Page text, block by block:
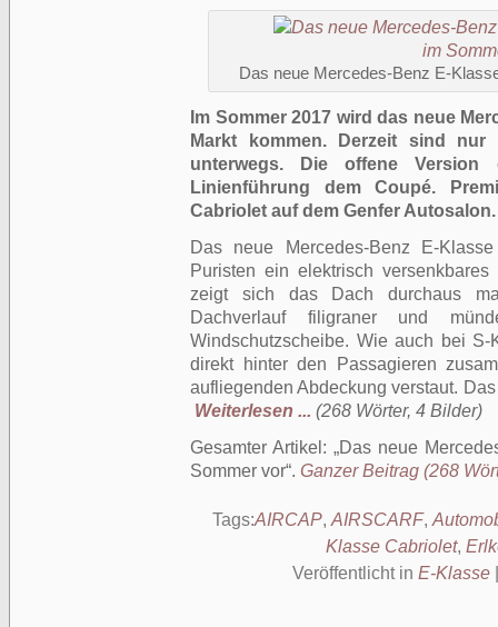
Das neue Mercedes-Benz E-
Im Sommer 2017 wird das neue
Markt kommen. Derzeit sind
unterwegs. Die offene
Linienführung dem Coupé.
Cabriolet auf dem Genfer Autosalon.
Das neue Mercedes-Benz E-
Puristen ein elektrisch
zeigt sich das Dach durchaus
Dachverlauf filigraner und
Windschutzscheibe. Wie auch bei
direkt hinter den Passagieren
aufliegenden Abdeckung verstaut.
Weiterlesen ... (268 Wörter, 4 Bilder)
Gesamter Artikel:
Das neue
Sommer vor . Ganzer Beitrag (268
Tags:AIRCAP, AIRSCARF,
Klasse Cabriolet,
Veröffentlicht in E-Klasse